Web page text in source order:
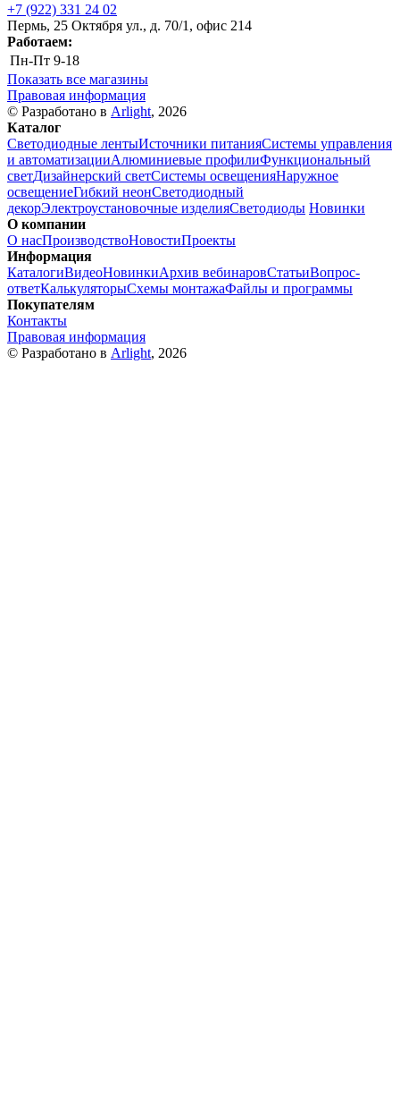
+7 (922) 331 24 02
Пермь, 25 Октября ул., д. 70/1, офис 214
Работаем:
Пн-Пт 9-18
Показать все магазины
Правовая информация
© Разработано в Arlight, 2026
Каталог
Светодиодные лентыИсточники питанияСистемы управления
и автоматизацииАлюминиевые профилиФункциональный
светДизайнерский светСистемы освещенияНаружное
освещениеГибкий неонСветодиодный
декорЭлектроустановочные изделияСветодиоды Новинки
О компании
О насПроизводствоНовостиПроекты
Информация
КаталогиВидеоНовинкиАрхив вебинаровСтатьиВопрос-
ответКалькуляторыСхемы монтажаФайлы и программы
Покупателям
Контакты
Правовая информация
© Разработано в Arlight, 2026